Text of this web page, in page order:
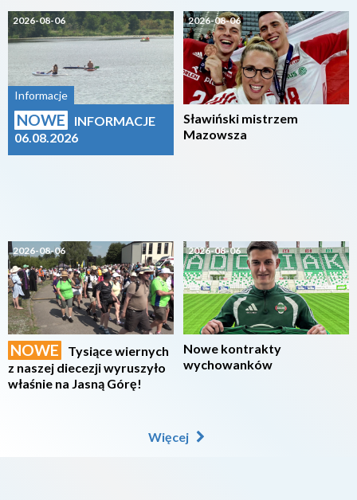
2026-08-06
Informacje
NOWE
INFORMACJE
06.08.2026
2026-08-06
NOWE
Tysiące wiernych
z naszej diecezji wyruszyło
właśnie na Jasną Górę!
2026-08-06
Sławiński mistrzem
Mazowsza
2026-08-06
Nowe kontrakty
wychowanków
Więcej